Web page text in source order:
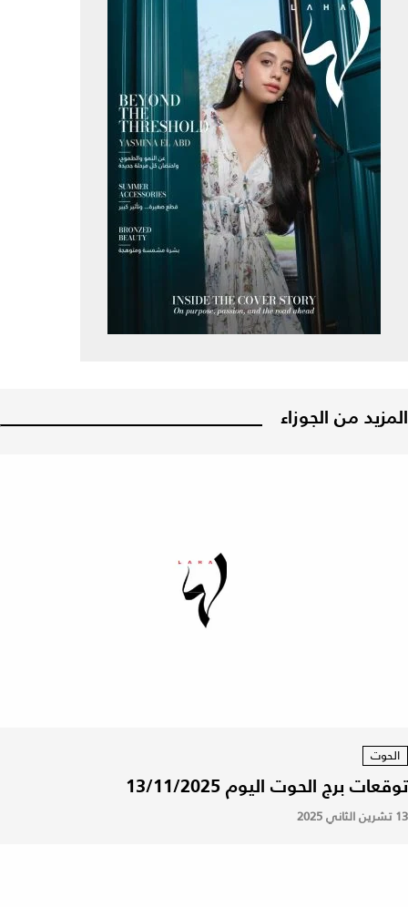
المزيد من الجوزاء
الحوت
توقعات برج الحوت اليوم 13/11/2025
13 تشرين الثاني 2025